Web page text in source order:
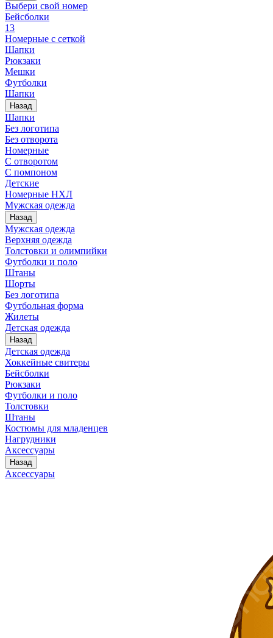
Выбери свой номер
Бейсболки
13
Номерные с сеткой
Шапки
Рюкзаки
Мешки
Футболки
Шапки
Назад
Шапки
Без логотипа
Без отворота
Номерные
С отворотом
С помпоном
Детские
Номерные НХЛ
Мужская одежда
Назад
Мужская одежда
Верхняя одежда
Толстовки и олимпийки
Футболки и поло
Штаны
Шорты
Без логотипа
Футбольная форма
Жилеты
Детская одежда
Назад
Детская одежда
Хоккейные свитеры
Бейсболки
Рюкзаки
Футболки и поло
Толстовки
Штаны
Костюмы для младенцев
Нагрудники
Аксессуары
Назад
Аксессуары